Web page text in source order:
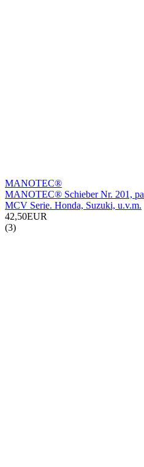
MANOTEC®
MANOTEC® Schieber Nr. 201,
MCV Serie. Honda, Suzuki, u.v.m.
42,50EUR
(3)